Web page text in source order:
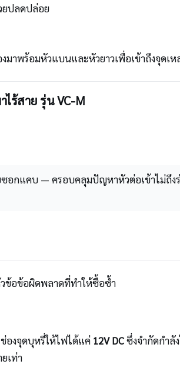
ยปลดปล่อย
าพร้อมหัวแบนและหัวยาวเพื่อเข้าถึงจุดเห
ไร้สาย รุ่น VC-M
อกแคบ — ครอบคลุมปัญหาหัวต่อเข้าไม่ถึง
วข้อข้อผิดพลาดที่ทำให้ซื้อซ้ำ
องจุดบุหรี่ให้ไฟได้แค่ 12V DCซึ่งจำกัดกำลั
เท่า